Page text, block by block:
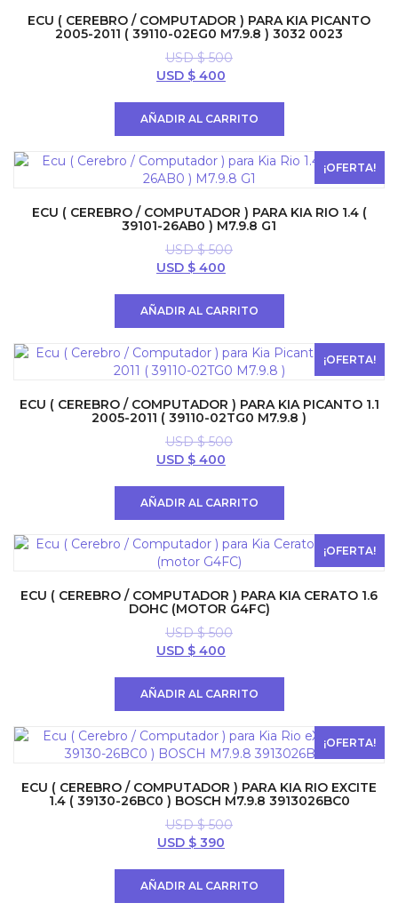
ECU ( CEREBRO / COMPUTADOR ) PARA KIA PICANTO
2005-2011 ( 39110-02EG0 M7.9.8 ) 3032 0023
USD $500
El
era:
$ 500.
USD $ 400
es:
$ 400.
AÑADIR AL CARRITO
¡OFERTA!
ECU ( CEREBRO / COMPUTADOR ) PARA KIA RIO 1.4 (
39101-26AB0 ) M7.9.8 G1
USD $500
El
era:
$ 500.
USD $ 400
es:
$ 400.
AÑADIR AL CARRITO
¡OFERTA!
ECU ( CEREBRO / COMPUTADOR ) PARA KIA PICANTO 1.1
2005-2011 ( 39110-02TG0 M7.9.8 )
USD $500
El
era:
$ 500.
USD $ 400
es:
$ 400.
AÑADIR AL CARRITO
¡OFERTA!
ECU ( CEREBRO / COMPUTADOR ) PARA KIA CERATO 1.6
DOHC (MOTOR G4FC)
USD $500
El
era:
$ 500.
USD $ 400
es:
$ 400.
AÑADIR AL CARRITO
¡OFERTA!
ECU ( CEREBRO / COMPUTADOR ) PARA KIA RIO EXCITE
1.4 ( 39130-26BC0 ) BOSCH M7.9.8 3913026BC0
USD $500
El
era:
USD $ 390
es:
AÑADIR AL CARRITO